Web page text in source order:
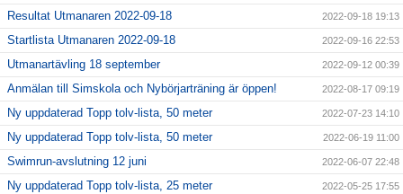
Resultat Utmanaren 2022-09-18 2022-09-18 19:13
Startlista Utmanaren 2022-09-18 2022-09-16 22:53
Utmanartävling 18 september 2022-09-12 00:39
Anmälan till Simskola och Nybörjarträning är öppen! 2022-08-17 09:19
Ny uppdaterad Topp tolv-lista, 50 meter 2022-07-23 14:10
Ny uppdaterad Topp tolv-lista, 50 meter 2022-06-19 11:00
Swimrun-avslutning 12 juni 2022-06-07 22:48
Ny uppdaterad Topp tolv-lista, 25 meter 2022-05-25 17:55